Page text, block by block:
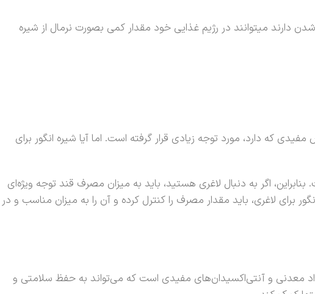
دارند میتوانند در رژیم غذایی خود مقدار کمی بصورت نرمال از شیره
دارد، مورد توجه زیادی قرار گرفته است. اما آیا شیره انگور برای
اگر به دنبال لاغری هستید، باید به میزان مصرف قند توجه ویژه‌ای
لاغری، باید مقدار مصرف را کنترل کرده و آن را به میزان مناسب و در
معدنی و آنتی‌اکسیدان‌های مفیدی است که می‌تواند به حفظ سلامتی و